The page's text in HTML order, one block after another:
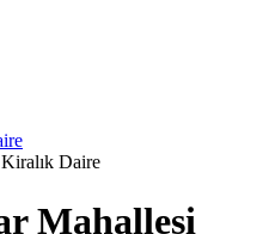
Daire
Mahallesi